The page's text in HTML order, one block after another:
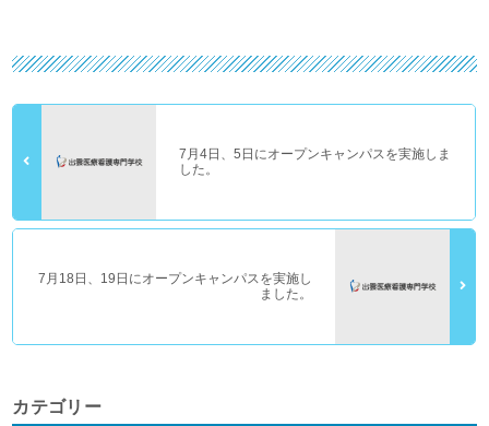
7月4日、5日にオープンキャンパスを実施しま
した。
7月18日、19日にオープンキャンパスを実施し
ました。
カテゴリー